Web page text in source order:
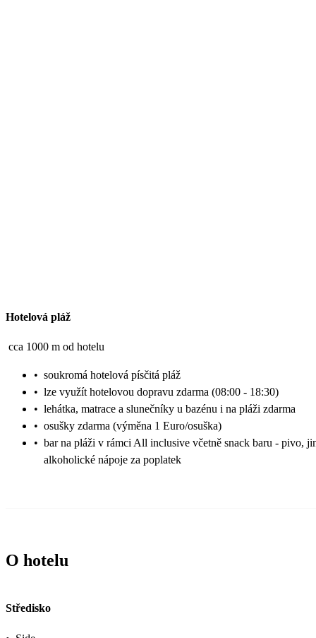
Hotelová pláž
cca 1000 m od hotelu
• soukromá hotelová písčitá pláž
• lze využít hotelovou dopravu zdarma (08:00 - 18:30)
• lehátka, matrace a slunečníky u bazénu i na pláži zdarma
• osušky zdarma (výměna 1 Euro/osuška)
• bar na pláži v rámci All inclusive včetně snack baru - pivo,
alkoholické nápoje za poplatek
O hotelu
Středisko